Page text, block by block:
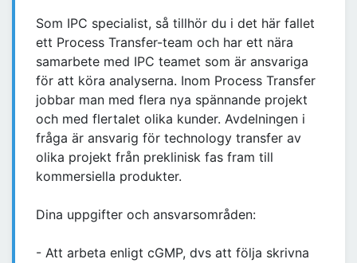
Som IPC specialist, så tillhör du i det här fallet
ett Process Transfer-team och har ett nära
samarbete med IPC teamet som är ansvariga
för att köra analyserna. Inom Process Transfer
jobbar man med flera nya spännande projekt
och med flertalet olika kunder. Avdelningen i
fråga är ansvarig för technology transfer av
olika projekt från preklinisk fas fram till
kommersiella produkter.
Dina uppgifter och ansvarsområden:
- Att arbeta enligt cGMP, dvs att följa skrivna